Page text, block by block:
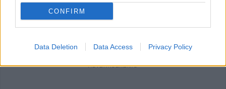
CONFIRM
Data Deletion Data Access Privacy Policy
alcun corso, Gdf scopre truffa da 500
mila euro